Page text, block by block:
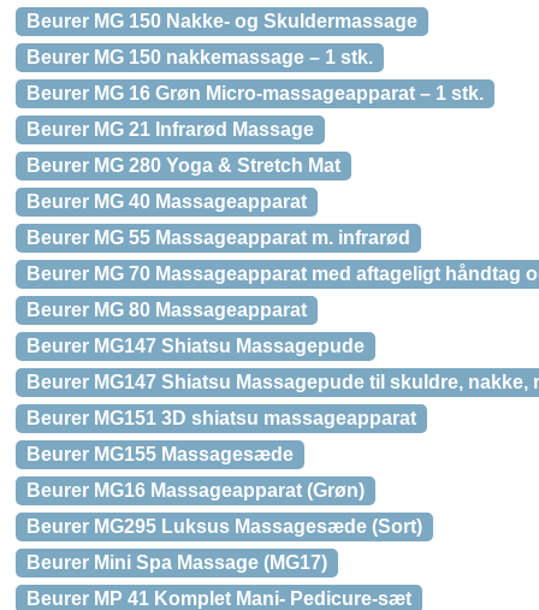
Beurer MG 150 Nakke- og Skuldermassage
Beurer MG 150 nakkemassage – 1 stk.
Beurer MG 16 Grøn Micro-massageapparat – 1 stk.
Beurer MG 21 Infrarød Massage
Beurer MG 280 Yoga & Stretch Mat
Beurer MG 40 Massageapparat
Beurer MG 55 Massageapparat m. infrarød
Beurer MG 70 Massageapparat med aftageligt håndtag
Beurer MG 80 Massageapparat
Beurer MG147 Shiatsu Massagepude
Beurer MG147 Shiatsu Massagepude til skuldre,
Beurer MG151 3D shiatsu massageapparat
Beurer MG155 Massagesæde
Beurer MG16 Massageapparat (Grøn)
Beurer MG295 Luksus Massagesæde (Sort)
Beurer Mini Spa Massage (MG17)
Beurer MP 41 Komplet Mani- Pedicure-sæt